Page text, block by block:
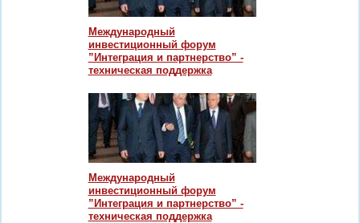
Международный
инвестиционный форум
”Интеграция и партнерство” -
техническая поддержка
Международный
инвестиционный форум
”Интеграция и партнерство” -
техническая поддержка